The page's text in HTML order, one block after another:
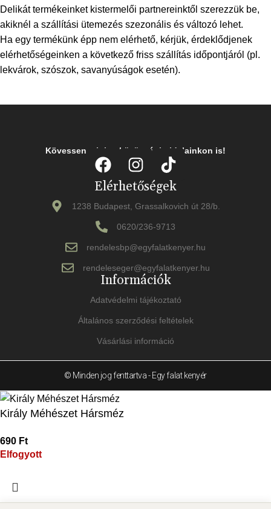
Delikát termékeinket kistermelői partnereinktől szerezzük be,
akiknél a szállítási ütemezés szezonális és változó lehet.
Ha egy termékünk épp nem elérhető, kérjük, érdeklődjenek
elérhetőségeinken a következő friss szállítás időpontjáról (pl.
lekvárok, szószok, savanyúságok esetén).
Kövessen minket közösségi oldalainkon is!
Elérhetőségek
1238 Budapest, Grassalkovich út 28/b.
0620/236-9713
rendelesbp@egyfalatkenyer.hu
rendeleseger@egyfalatkenyer.hu
Információk
Adatvédelmi tájékoztató
Általános szerződési feltételek
Vásárlási információ
© Minden jog fenttartva - Egy falat kenyér
Király Méhészet Hársméz
690 Ft
Elfogyott